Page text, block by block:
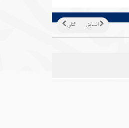
التالي السابق